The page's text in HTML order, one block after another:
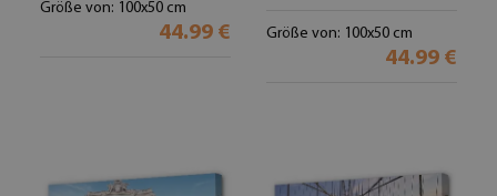
Größe von: 100x50 cm
44.99 € Größe von: 100x50 cm
44.99 €